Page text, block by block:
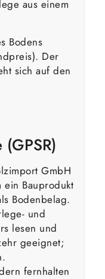
aus einem
Bodens
Der
sich auf den
GmbH
ein Bauprodukt
Bodenbelag.
und
lesen und
geeignet;
fernhalten